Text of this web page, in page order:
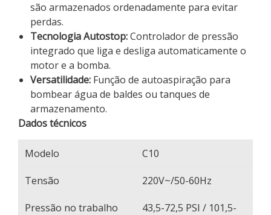
são armazenados ordenadamente para evitar
perdas.
Tecnologia Autostop:Controlador de pressão
integrado que liga e desliga automaticamente o
motor e a bomba.
Versatilidade: Função de autoaspiração para
bombear água de baldes ou tanques de
armazenamento.
Dados técnicos
Modelo C10
Tensão 220V~/50-60Hz
Pressão no trabalho
43,5-72,5 PSI / 101,5-